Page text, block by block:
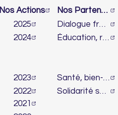
Nos Actions Nos Partenaires
2025
Dialogue franco-israélien et lutte contre l’antisémitisme
2024 Éducation, recherche & innovation
2023
Santé, bien-être & handicap
2022
Solidarité sociale & humanitaire
2021